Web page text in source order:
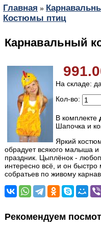
Главная »
Костюмы птиц
Карнавальный
На складе: да
Кол-во:
В комплекте
Шапочка и
Яркий
обрадует всякого малыша
праздник. Цыплёнок -
интересно всё, и он быстро
собратьев по живому
Рекомендуем